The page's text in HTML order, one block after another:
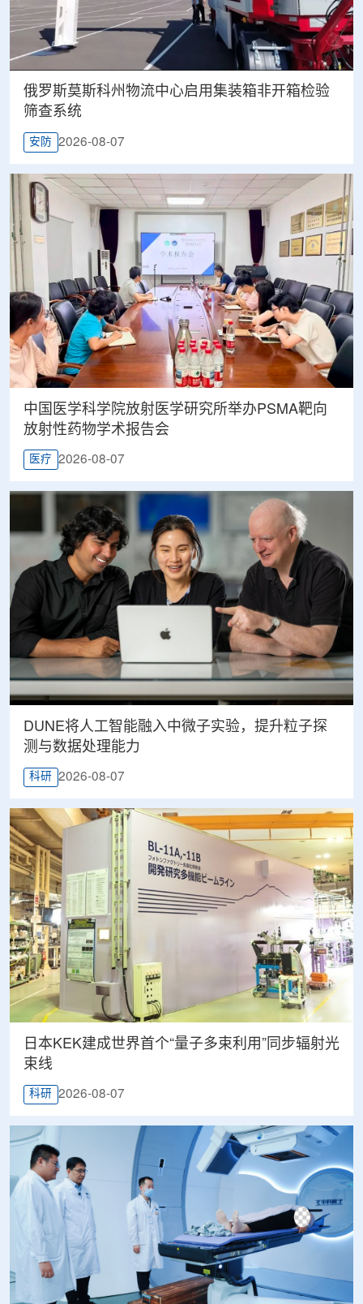
俄罗斯莫斯科州物流中心启用集装箱非开箱检验
筛查系统
安防 2026-08-07
中国医学科学院放射医学研究所举办PSMA靶向
放射性药物学术报告会
医疗 2026-08-07
DUNE将人工智能融入中微子实验，提升粒子探
测与数据处理能力
科研 2026-08-07
日本KEK建成世界首个“量子多束利用”同步辐射光
束线
科研 2026-08-07